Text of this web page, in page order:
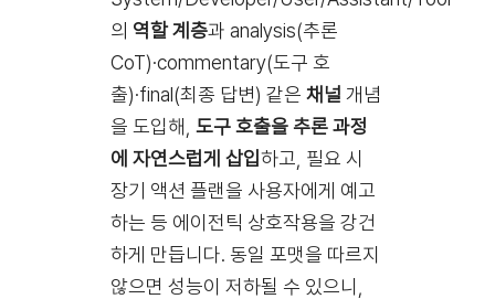
의 역할 계층과 analysis(추론
CoT)·commentary(도구 호
출)·final(최종 답변) 같은 채널 개념
을 도입해, 도구 호출을 추론 과정
에 자연스럽게 삽입하고, 필요 시
장기 액션 플랜을 사용자에게 예고
하는 등 에이전틱 상호작용을 강건
하게 만듭니다. 동일 포맷을 따르지
않으면 성능이 저하될 수 있으니,